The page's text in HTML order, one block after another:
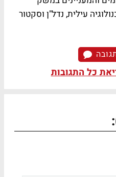
עילית, נדל"ן וסקטור
כל התגובות
: